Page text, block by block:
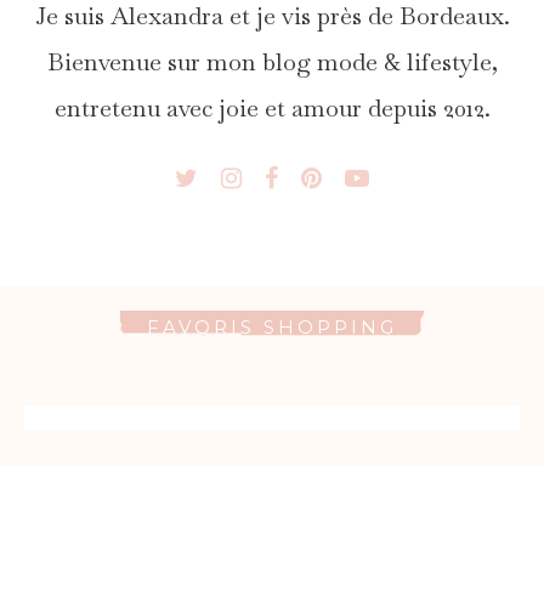
Je suis Alexandra et je vis près de Bordeaux.
Bienvenue sur mon blog mode & lifestyle,
entretenu avec joie et amour depuis 2012.
FAVORIS SHOPPING